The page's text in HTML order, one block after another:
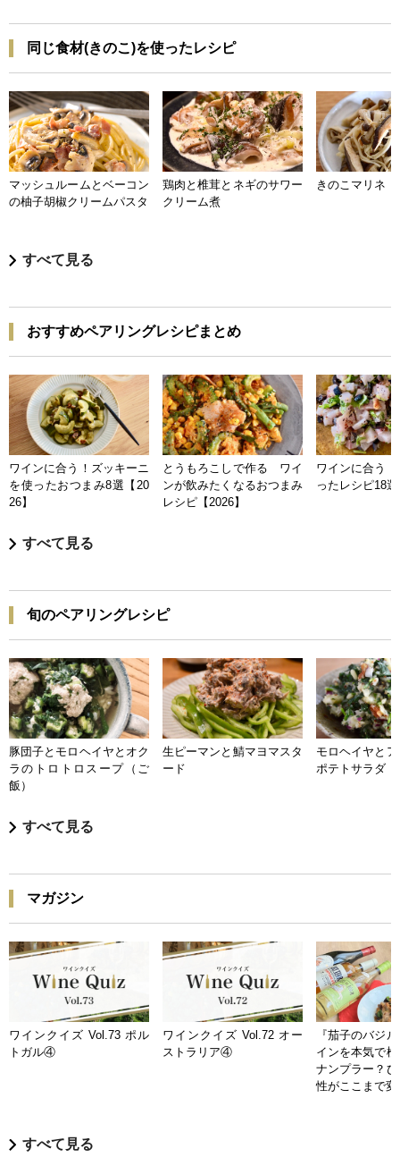
同じ食材(きのこ)を使ったレシピ
マッシュルームとベーコン
の柚子胡椒クリームパスタ
鶏肉と椎茸とネギのサワー
クリーム煮
きのこマリネ
すべて見る
おすすめペアリングレシピまとめ
ワインに合う！ズッキーニ
を使ったおつまみ8選【20
26】
とうもろこしで作る ワイ
ンが飲みたくなるおつまみ
レシピ【2026】
ワインに合う
ったレシピ18
すべて見る
旬のペアリングレシピ
豚団子とモロヘイヤとオク
ラのトロトロスープ（ご
飯）
生ピーマンと鯖マヨマスタ
ード
モロヘイヤと
ポテトサラダ
すべて見る
マガジン
ワインクイズ Vol.73 ポル
トガル④
ワインクイズ Vol.72 オー
ストラリア④
『茄子のバジ
インを本気で
ナンプラー？
性がここまで
すべて見る